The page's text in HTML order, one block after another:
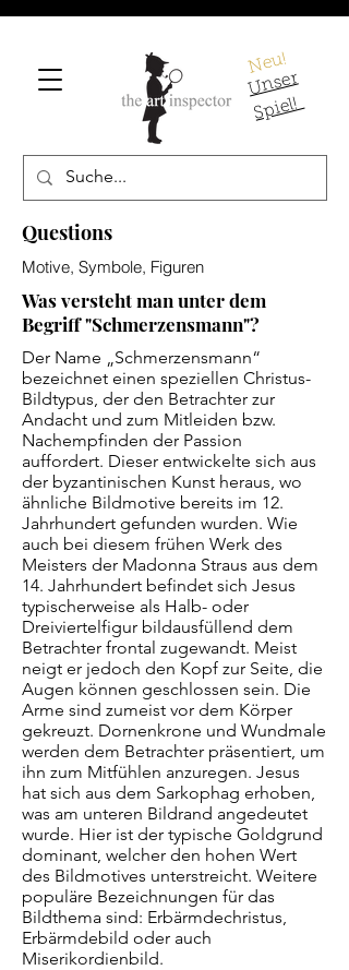
Neu!
U
ns
er
S
pi
el!
Questions
Motive, Symbole, Figuren
Was versteht man unter dem
Begriff "Schmerzensmann"?
Der Name „Schmerzensmann“
bezeichnet einen speziellen Christus-
Bildtypus, der den Betrachter zur
Andacht und zum Mitleiden bzw.
Nachempfinden der Passion
auffordert. Dieser entwickelte sich aus
der byzantinischen Kunst heraus, wo
ähnliche Bildmotive bereits im 12.
Jahrhundert gefunden wurden. Wie
auch bei diesem frühen Werk des
Meisters der Madonna Straus aus dem
14. Jahrhundert befindet sich Jesus
typischerweise als Halb- oder
Dreiviertelfigur bildausfüllend dem
Betrachter frontal zugewandt. Meist
neigt er jedoch den Kopf zur Seite, die
Augen können geschlossen sein. Die
Arme sind zumeist vor dem Körper
gekreuzt. Dornenkrone und Wundmale
werden dem Betrachter präsentiert, um
ihn zum Mitfühlen anzuregen. Jesus
hat sich aus dem Sarkophag erhoben,
was am unteren Bildrand angedeutet
wurde. Hier ist der typische Goldgrund
dominant, welcher den hohen Wert
des Bildmotives unterstreicht. Weitere
populäre Bezeichnungen für das
Bildthema sind: Erbärmdechristus,
Erbärmdebild oder auch
Miserikordienbild.